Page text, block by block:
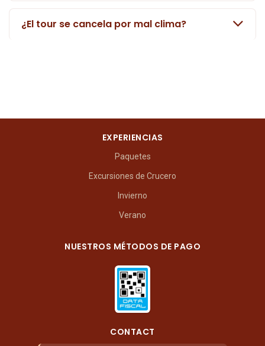
¿El tour se cancela por mal clima?
EXPERIENCIAS
Paquetes
Excursiones de Crucero
Invierno
Verano
NUESTROS MÉTODOS DE PAGO
CONTACT